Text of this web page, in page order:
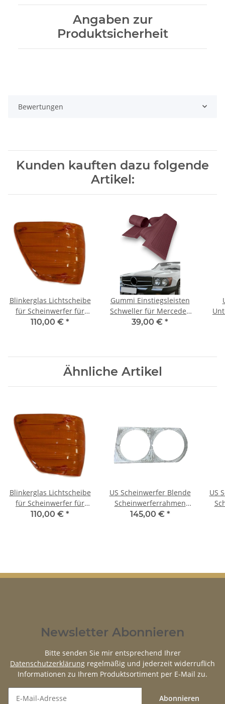
Angaben zur
Produktsicherheit
Bewertungen
Kunden kauften dazu folgende
Artikel:
Blinkerglas Lichtscheibe
für Scheinwerfer für
Mercedes SL 107 SLC
110,00 € *
Gummi Einstiegsleisten
Schweller für Mercedes
SL107 R107/W107
39,00 € *
Ähnliche Artikel
Blinkerglas Lichtscheibe
für Scheinwerfer für
Mercedes SL 107 SLC
110,00 € *
US Scheinwerfer Blende
Scheinwerferrahmen
Rahmen links für
145,00 € *
US
Newsletter Abonnieren
Bitte senden Sie mir entsprechend Ihrer
Datenschutzerklärung regelmäßig und jederzeit widerruflich
Informationen zu Ihrem Produktsortiment per E-Mail zu.
Abonnieren